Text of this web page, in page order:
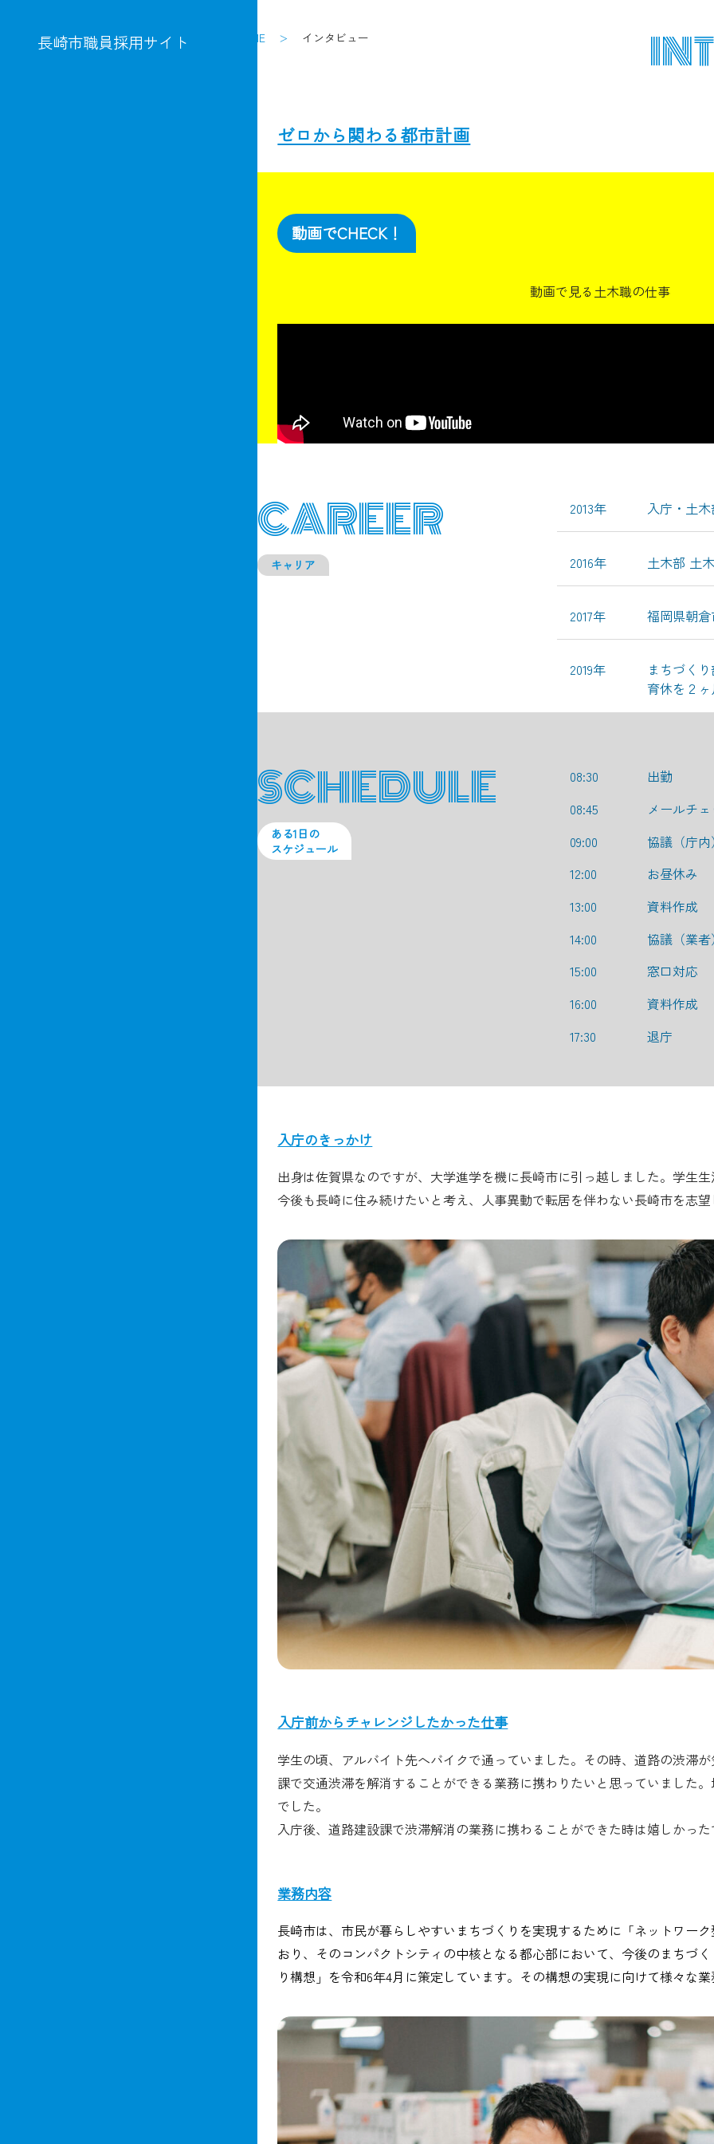
長崎市職員採用サイト HOME インタビュー
ゼロから関わる都市計画
動画でCHECK！
動画で見る土木職の仕事
CAREER
キャリア
2013年 入庁・土木
2016年 土木部 土
2017年 福岡県朝倉
2019年
まちづく
育休を２
SCHEDULE
ある1日の
スケジュール
08:30
出勤
08:45
メールチ
09:00
協議（庁内）
12:00
お昼休み
13:00
資料作成
14:00
協議（業者）
15:00
窓口対応
16:00
資料作成
17:30
退庁
入庁のきっかけ
出身は佐賀県なのですが、大学進学を機に長崎市に引っ越しました。学生生
今後も長崎に住み続けたいと考え、人事異動で転居を伴わない長崎市を志望
入庁前からチャレンジしたかった仕事
学生の頃、アルバイト先へバイクで通っていました。その時、道路の渋滞
課で交通渋滞を解消することができる業務に携わりたいと思っていました
でした。
入庁後、道路建設課で渋滞解消の業務に携わることができた時は嬉しかった
業務内容
長崎市は、市民が暮らしやすいまちづくりを実現するために「ネットワー
おり、そのコンパクトシティの中核となる都心部において、今後のまちづ
り構想」を令和6年4月に策定しています。その構想の実現に向けて様々な